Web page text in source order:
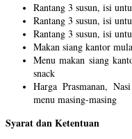
Rantang 3 susun, isi
Rantang 3 susun, isi
Rantang 3 susun, isi
Makan siang kantor
Menu makan siang
snack
Harga Prasmanan,
menu masing-masing
Syarat dan Ketentuan